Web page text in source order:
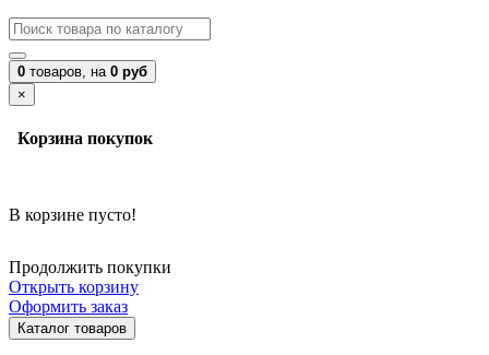
0 товаров, на 0 руб
×
Корзина покупок
В корзине пусто!
Продолжить покупки
Открыть корзину
Оформить заказ
Каталог товаров